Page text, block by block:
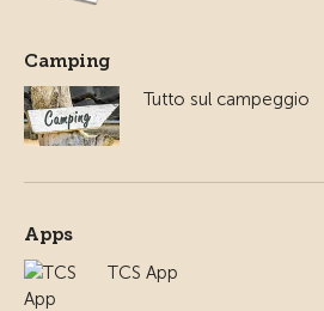
Camping
Tutto sul campeggio
Apps
TCS App